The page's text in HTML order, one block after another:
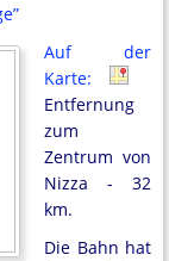
Auf der
Karte:
Entfernung
zum
Zentrum von
Nizza - 32
km.
Die Bahn hat